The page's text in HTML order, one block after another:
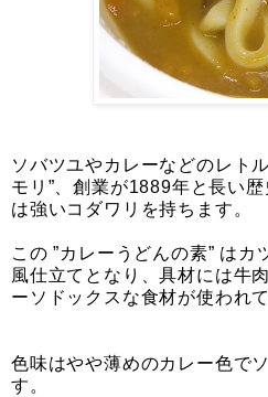
ソバツユやカレーなどのレト
モリ”、創業が1889年と長い
は強いコダワリを持ちます。
この ”カレーうどんの素” はカ
風仕立てとなり、具材には牛
ーソドックスな食材が使われて
色味はやや薄めのカレー色で
す。